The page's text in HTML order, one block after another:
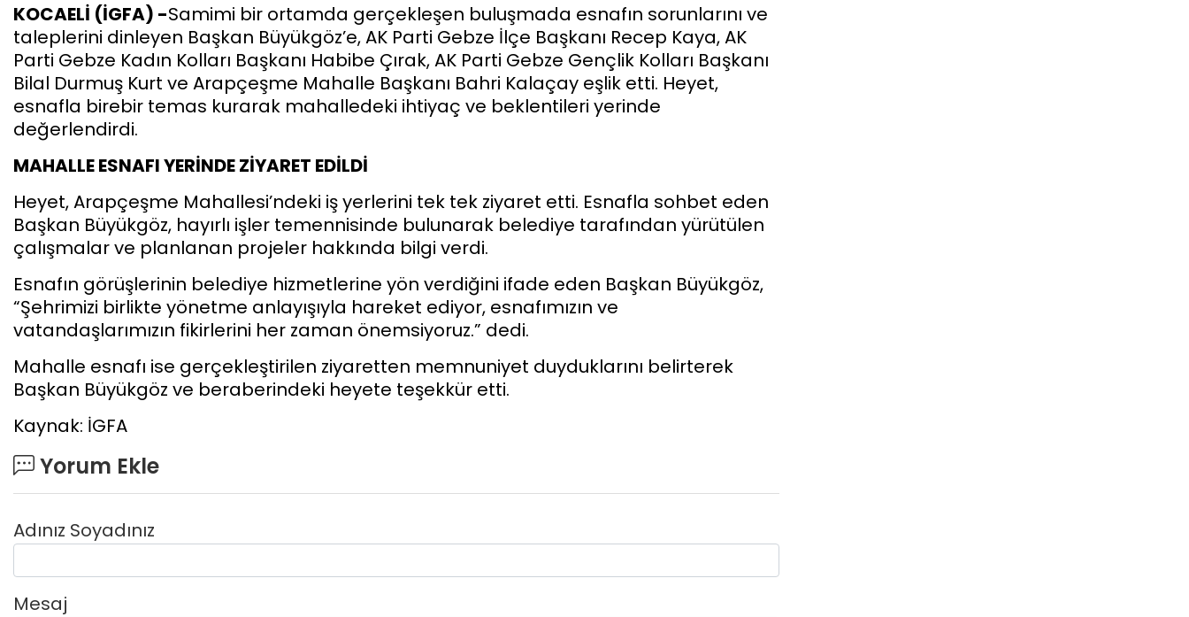
KOCAELİ (İGFA) -Samimi bir ortamda gerçekleşen buluşmada esnafın sorunlarını ve
taleplerini dinleyen Başkan Büyükgöz’e, AK Parti Gebze İlçe Başkanı Recep Kaya, AK
Parti Gebze Kadın Kolları Başkanı Habibe Çırak, AK Parti Gebze Gençlik Kolları Başkanı
Bilal Durmuş Kurt ve Arapçeşme Mahalle Başkanı Bahri Kalaçay eşlik etti. Heyet,
esnafla birebir temas kurarak mahalledeki ihtiyaç ve beklentileri yerinde
değerlendirdi.
MAHALLE ESNAFI YERİNDE ZİYARET EDİLDİ
Heyet, Arapçeşme Mahallesi’ndeki iş yerlerini tek tek ziyaret etti. Esnafla sohbet eden
Başkan Büyükgöz, hayırlı işler temennisinde bulunarak belediye tarafından yürütülen
çalışmalar ve planlanan projeler hakkında bilgi verdi.
Esnafın görüşlerinin belediye hizmetlerine yön verdiğini ifade eden Başkan Büyükgöz,
“Şehrimizi birlikte yönetme anlayışıyla hareket ediyor, esnafımızın ve
vatandaşlarımızın fikirlerini her zaman önemsiyoruz.” dedi.
Mahalle esnafı ise gerçekleştirilen ziyaretten memnuniyet duyduklarını belirterek
Başkan Büyükgöz ve beraberindeki heyete teşekkür etti.
Kaynak: İGFA
Yorum Ekle
Adınız Soyadınız
Mesaj